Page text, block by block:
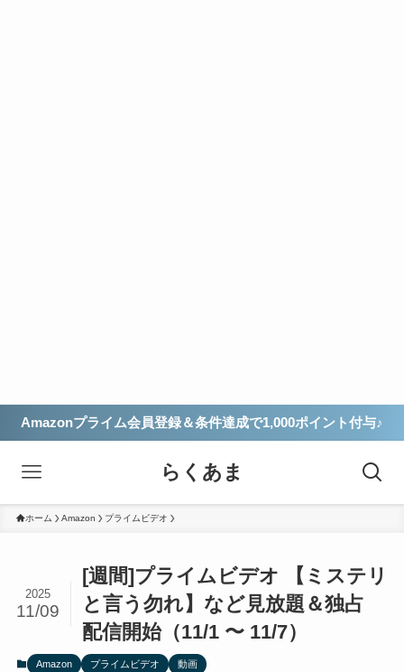
Amazonプライム会員登録＆条件達成で1,000ポイント付与♪
らくあま
ホーム Amazon プライムビデオ
[週間]プライムビデオ 【ミステリ
と言う勿れ】など見放題＆独占
配信開始（11/1 〜 11/7）
2025
11/09
Amazon プライムビデオ 動画